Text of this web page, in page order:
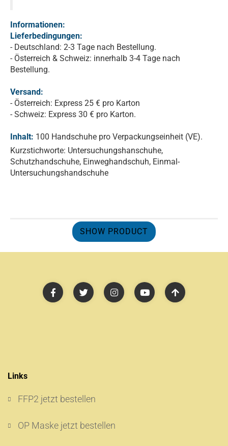
Informationen:
Lieferbedingungen:
- Deutschland: 2-3 Tage nach Bestellung.
- Österreich & Schweiz: innerhalb 3-4 Tage nach
Bestellung.
Versand:
- Österreich: Express 25 € pro Karton
- Schweiz: Express 30 € pro Karton.
Inhalt: 100 Handschuhe pro Verpackungseinheit (VE).
Kurzstichworte: Untersuchungshanschuhe,
Schutzhandschuhe, Einweghandschuh, Einmal-
Untersuchungshandschuhe
SHOW PRODUCT
Links
FFP2 jetzt bestellen
OP Maske jetzt bestellen